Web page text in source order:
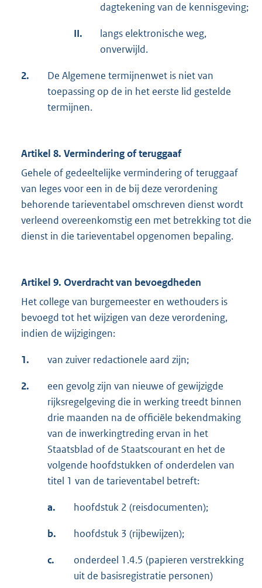
dagtekening van de kennisgeving;
II.
langs elektronische weg,
onverwijld.
2.
De Algemene termijnenwet is niet van
toepassing op de in het eerste lid gestelde
termijnen.
Artikel 8. Vermindering of teruggaaf
Gehele of gedeeltelijke vermindering of teruggaaf
van leges voor een in de bij deze verordening
behorende tarieventabel omschreven dienst wordt
verleend overeenkomstig een met betrekking tot die
dienst in die tarieventabel opgenomen bepaling.
Artikel 9. Overdracht van bevoegdheden
Het college van burgemeester en wethouders is
bevoegd tot het wijzigen van deze verordening,
indien de wijzigingen:
1. van zuiver redactionele aard zijn;
2.
een gevolg zijn van nieuwe of gewijzigde
rijksregelgeving die in werking treedt binnen
drie maanden na de officiële bekendmaking
van de inwerkingtreding ervan in het
Staatsblad of de Staatscourant en het de
volgende hoofdstukken of onderdelen van
titel 1 van de tarieventabel betreft:
a. hoofdstuk 2 (reisdocumenten);
b. hoofdstuk 3 (rijbewijzen);
c.
onderdeel 1.4.5 (papieren verstrekking
uit de basisregistratie personen)